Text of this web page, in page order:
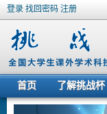
登录 找回密码 注册
首页 了解挑战杯